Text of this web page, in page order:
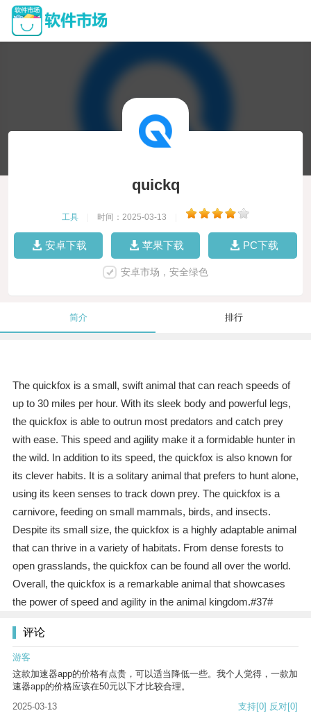
quickq
工具 时间：2025-03-13
安卓下载 苹果下载 PC下载
安卓市场，安全绿色
简介 排行
The quickfox is a small, swift animal that can reach speeds of
up to 30 miles per hour. With its sleek body and powerful legs,
the quickfox is able to outrun most predators and catch prey
with ease. This speed and agility make it a formidable hunter in
the wild. In addition to its speed, the quickfox is also known for
its clever habits. It is a solitary animal that prefers to hunt alone,
using its keen senses to track down prey. The quickfox is a
carnivore, feeding on small mammals, birds, and insects.
Despite its small size, the quickfox is a highly adaptable animal
that can thrive in a variety of habitats. From dense forests to
open grasslands, the quickfox can be found all over the world.
Overall, the quickfox is a remarkable animal that showcases
the power of speed and agility in the animal kingdom.#37#
评论
游客
这款加速器app的价格有点贵，可以适当降低一些。我个人觉得，一款加
速器app的价格应该在50元以下才比较合理。
2025-03-13
支持[0] 反对[0]